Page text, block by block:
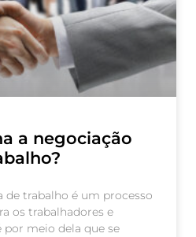
a negociação
de trabalho é um processo
os trabalhadores e
por meio dela que se